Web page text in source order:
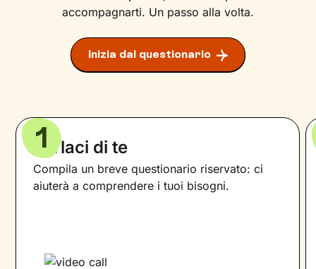
accompagnarti. Un passo alla volta.
Inizia dal questionario
Parlaci di te
Compila un breve questionario riservato: ci
aiuterà a comprendere i tuoi bisogni.
1